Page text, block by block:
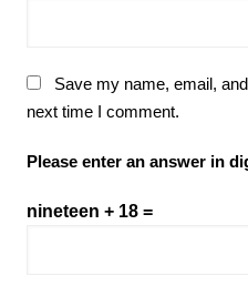
Save my name, email,
next time I comment.
Please enter an answer in
nineteen + 18 =